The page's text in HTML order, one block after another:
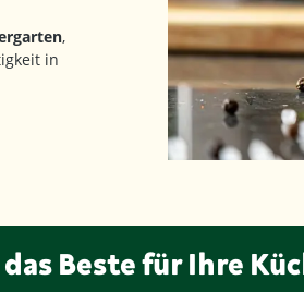
,
in
Beste für Ihre